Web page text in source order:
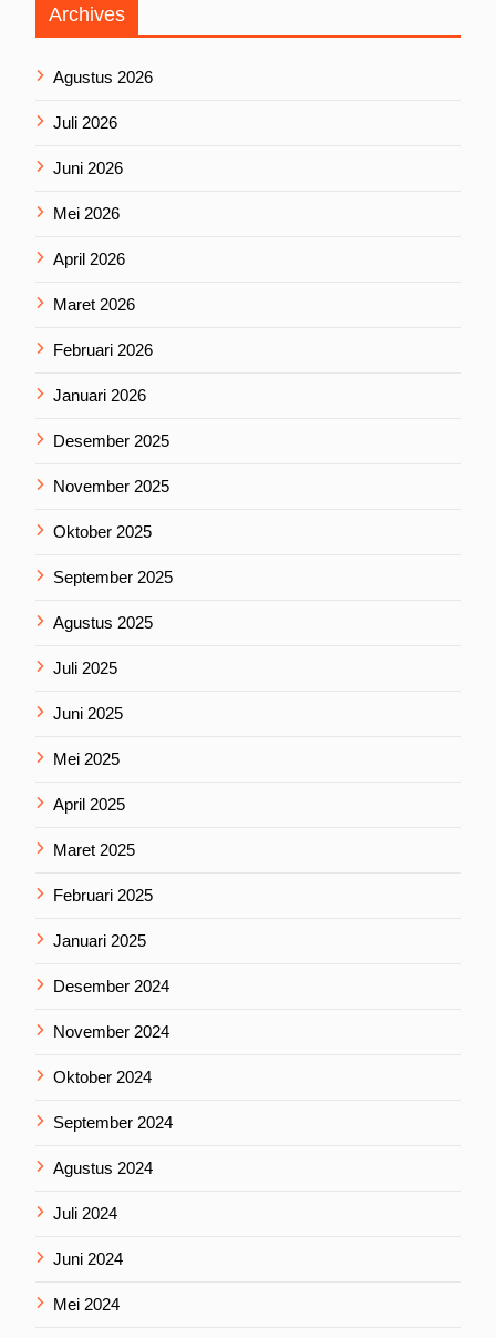
Archives
Agustus 2026
Juli 2026
Juni 2026
Mei 2026
April 2026
Maret 2026
Februari 2026
Januari 2026
Desember 2025
November 2025
Oktober 2025
September 2025
Agustus 2025
Juli 2025
Juni 2025
Mei 2025
April 2025
Maret 2025
Februari 2025
Januari 2025
Desember 2024
November 2024
Oktober 2024
September 2024
Agustus 2024
Juli 2024
Juni 2024
Mei 2024